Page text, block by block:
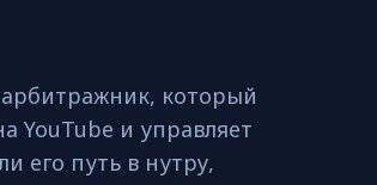
который
YouTube и управляет
его путь в нутру,